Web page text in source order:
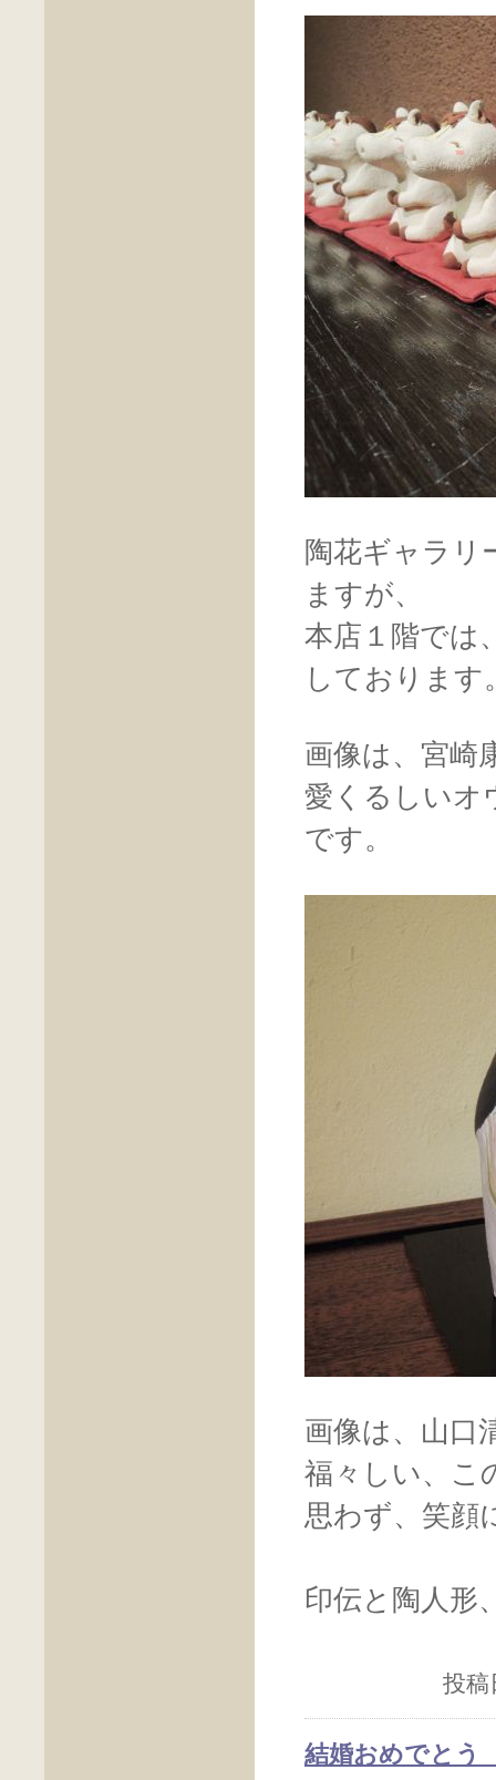
陶花ギャラリ
ますが、
本店１階では
しております
画像は、宮崎
愛くるしいオ
です。
画像は、山口
福々しい、こ
思わず、笑顔
印伝と陶人形
投稿
結婚おめでとう